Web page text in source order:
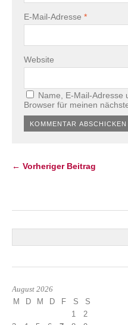
E-Mail-Adresse *
Website
Name, E-Mail-Adresse
Browser für meinen
← Vorheriger Beitrag
August 2026
M D M D F S
S
1
2